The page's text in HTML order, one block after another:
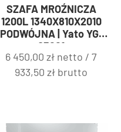
SZAFA MROŹNICZA
1200L 1340X810X2010
PODWÓJNA | Yato YG-
05221
6 450,00zł netto /7
933,50zł brutto